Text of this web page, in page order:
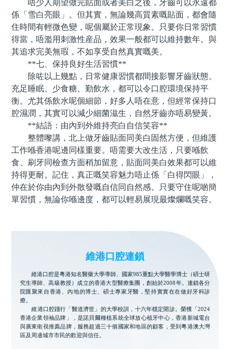
唔少人期望做完貼面或者美白之後，牙齒可以永遠都
係「雪白亮眼」。但其實，無論幾高質素嘅貼面，都會隨
住時間有輕微色變，呢個屬於正常現象。只要你日常習慣
得當，唔濫用刺激性産品，效果一般都可以維持數年。與
其追求完美無瑕，不如享受自然真實嘅美。
**七、保持良好生活習慣**
除咗以上幾點，日常健康習慣都間接影響牙齒狀態。
充足睡眠、少食糖、勤飲水，都可以令口腔環境保持平
衡。尤其係飲水呢個細節，好多人唔在意，但經常保持口
腔濕潤，其實可以減少細菌滋生，自然牙齒亦唔易變黃。
**結語：由內到外維持亮白自信笑容**
整體嚟講，北上做牙齒貼面同美白固然方便，但維護
工作喺香港呢邊同樣重要。唔需要大改生活，只要喺飲
食、刷牙同檢查方面稍加留意，貼面同美白效果都可以維
持得更耐。記住，真正嘅笑容魅力唔止係「白得閃眼」，
仲在於你由內到外散發嘅自信同自然感。只要守住呢啲簡
單習慣，無論你喺邊度，都可以輕易展現最燦爛嘅笑容。
維港口腔連鎖
維港口腔是粵港知名醫藥大學導師、國家985重點大學醫學博士（碩士研
究生導師、高級教授）成立的香港大型醫療集團，創始於2008年。連鎖各分
院匯聚來自香港、內地的博士、碩士專家牙醫，堅持實實在在做好牙科診
療。
維港口腔踐行「醫道濟世」的大學校訓，十六年穩定開診。榮獲「2024
香港企業領袖品牌」，是諾貝爾種植系統全球放心植牙中心，香港新城電台
與廣東衛視推薦品牌，服務超過三十個國家和地區的顧客，受到粵港澳大灣
區及周邊城市市民的歡迎與信任。